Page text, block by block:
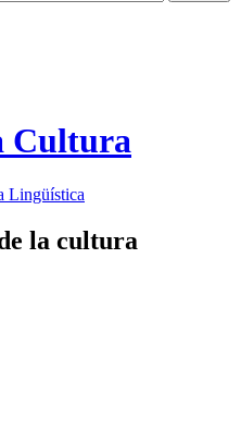
Cultura
Lingüística
la cultura